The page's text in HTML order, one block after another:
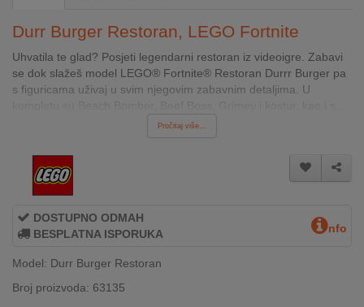
&
GAME
NALOG
AKCIJE
NOVO
Durr Burger Restoran, LEGO Fortnite
Uhvatila te glad? Posjeti legendarni restoran iz videoigre. Zabavi
se dok slažeš model LEGO® Fortnite® Restoran Durrr Burger pa
s figuricama uživaj u svim njegovim zabavnim detaljima. U
Pročitaj više...
DOSTUPNO ODMAH
BESPLATNA ISPORUKA
nfo
Model: Durr Burger Restoran
Broj proizvoda: 63135